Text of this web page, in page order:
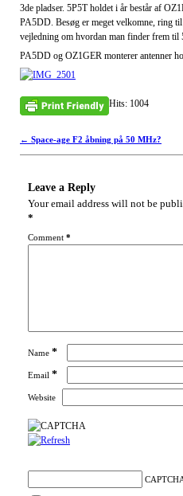
3de pladser. 5P5T holdet i år består af
PA5DD. Besøg er meget velkomne, ring
vejledning om hvordan man finder frem til
PA5DD og OZ1GER monterer antenner
Hits: 1004
Post navigation
← Space-age F2 åbning på 50 MHz?
Leave a Reply
Your email address will not be
*
Comment *
Name *
Email *
Website